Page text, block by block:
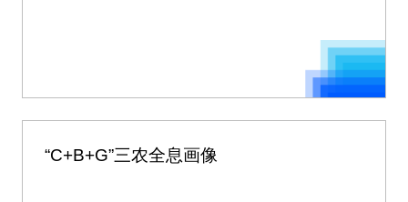
“C+B+G”三农全息画像